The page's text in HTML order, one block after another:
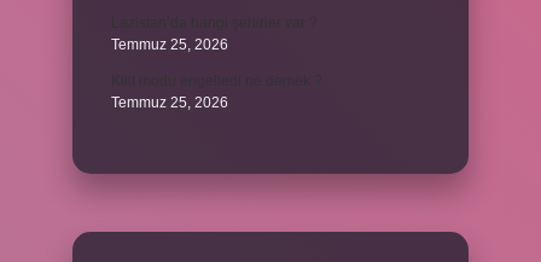
Temmuz 25, 2026
Temmuz 25, 2026